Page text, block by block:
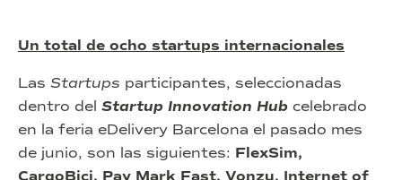
Un total de ocho startups internacionales
Las Startups participantes, seleccionadas
dentro del Startup Innovation Hub celebrado
en la feria eDelivery Barcelona el pasado mes
de junio, son las siguientes: FlexSim,